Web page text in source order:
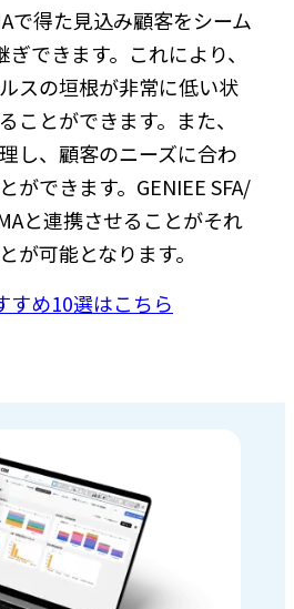
で得た見込み顧客をシーム
ぎできます。これにより、
スの垣根が非常に低い状
ことができます。また、
し、顧客のニーズに合わ
ができます。GENIEE SFA/
と連携させることがそれ
が可能となります。
すめ10選はこちら